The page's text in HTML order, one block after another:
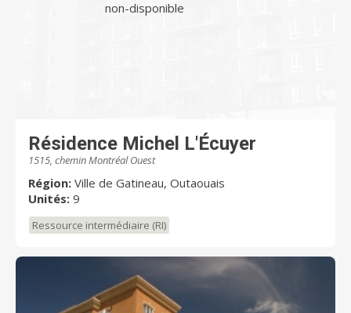
non-disponible
Résidence Michel L'Écuyer
1515, chemin Montréal Ouest
Région: Ville de Gatineau, Outaouais
Unités: 9
Ressource intermédiaire (RI)